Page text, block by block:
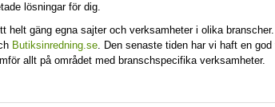
lösningar för dig.
helt gäng egna sajter och verksamheter i olika
Butiksinredning.se. Den senaste tiden har vi haft en
allt på området med branschspecifika verksamheter.